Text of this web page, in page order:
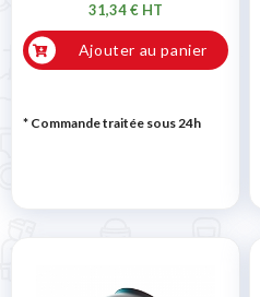
31,34 € HT
Ajouter au panier
* Commande traitée sous 24h